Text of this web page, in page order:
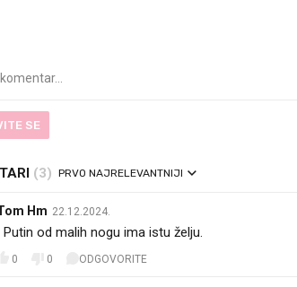
SE
(3) PRVO NAJRELEVANTNIJI
Hm 22.12.2024.
Putin od malih nogu ima istu želju.
0 0 ODGOVORITE